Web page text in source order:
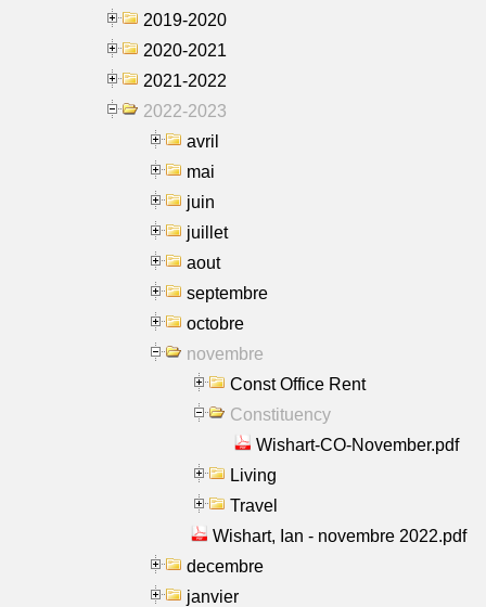
2019-2020
2020-2021
2021-2022
2022-2023
avril
mai
juin
juillet
aout
septembre
octobre
novembre
Const Office Rent
Constituency
Wishart-CO-November.pdf
Living
Travel
Wishart, Ian - novembre 2022.pdf
decembre
janvier